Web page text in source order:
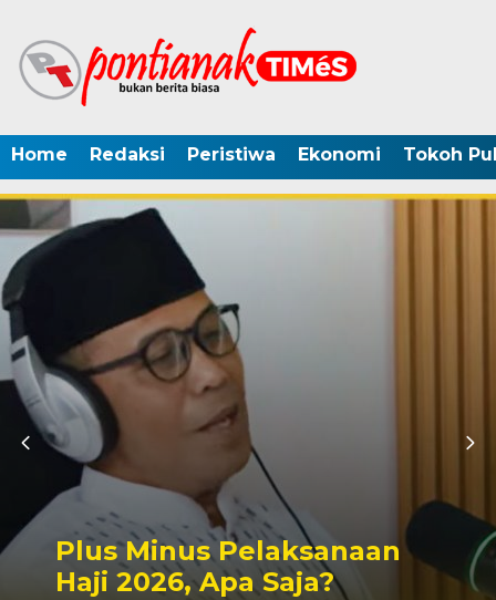
Home Redaksi Peristiwa Ekonomi Tokoh
Peluang Dapil DPR RI
Singbebas Terbuka untuk
2029